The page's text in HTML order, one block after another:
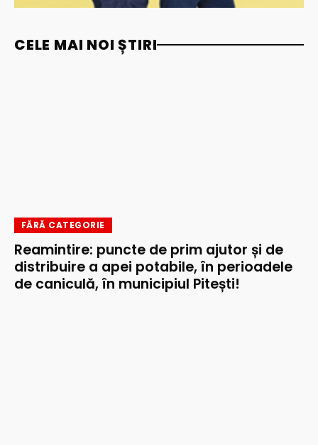
CELE MAI NOI ȘTIRI
FĂRĂ CATEGORIE
Reamintire: puncte de prim ajutor și de
distribuire a apei potabile, în perioadele
de caniculă, în municipiul Pitești!